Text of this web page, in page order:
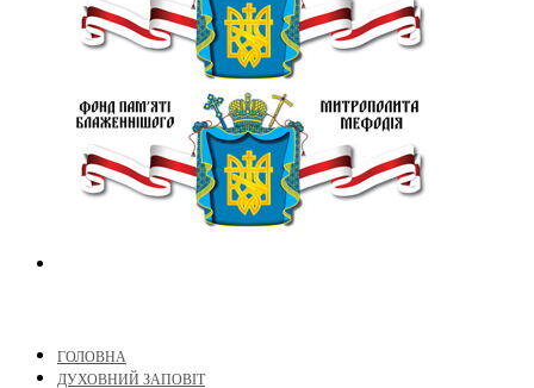
ГОЛОВНА
ДУХОВНИЙ ЗАПОВІТ